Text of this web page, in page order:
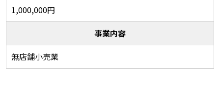
1,000,000円
事業内容
無店舗小売業